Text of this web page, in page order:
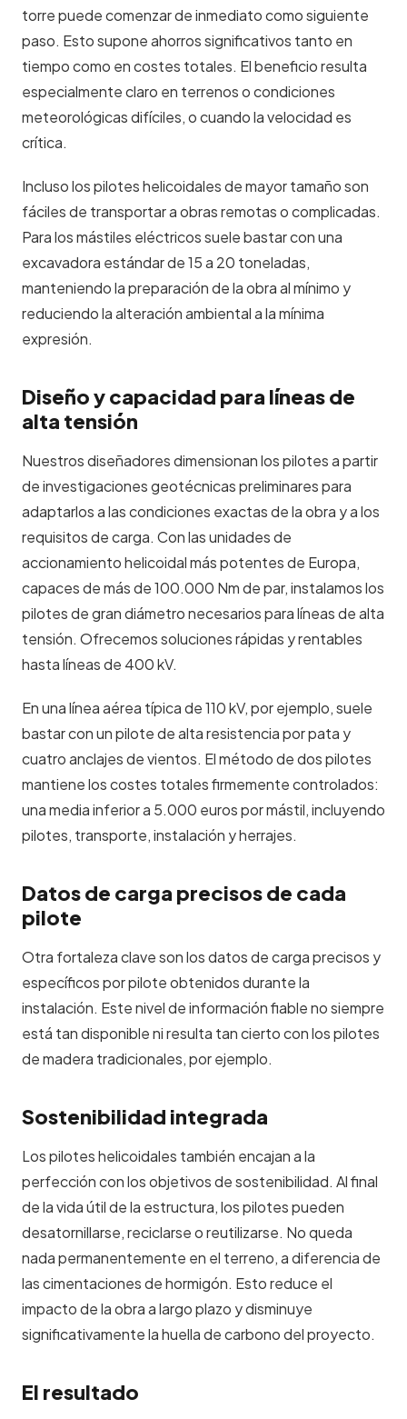
torre puede comenzar de inmediato como siguiente
paso. Esto supone ahorros significativos tanto en
tiempo como en costes totales. El beneficio resulta
especialmente claro en terrenos o condiciones
meteorológicas difíciles, o cuando la velocidad es
crítica.
Incluso los pilotes helicoidales de mayor tamaño son
fáciles de transportar a obras remotas o complicadas.
Para los mástiles eléctricos suele bastar con una
excavadora estándar de 15 a 20 toneladas,
manteniendo la preparación de la obra al mínimo y
reduciendo la alteración ambiental a la mínima
expresión.
Diseño y capacidad para líneas de
alta tensión
Nuestros diseñadores dimensionan los pilotes a partir
deinvestigaciones geotécnicas preliminarespara
adaptarlos a las condiciones exactas de la obra y a los
requisitos de carga. Con las unidades de
accionamiento helicoidal más potentes de Europa,
capaces demás de 100.000 Nm de par, instalamos los
pilotes de gran diámetro necesarios para líneas de alta
tensión. Ofrecemos soluciones rápidas y rentables
hasta líneas de 400 kV.
En una línea aérea típica de 110 kV, por ejemplo, suele
bastar con un pilote de alta resistencia por pata y
cuatro anclajes de vientos. El método de dos pilotes
mantiene los costes totales firmemente controlados:
una media inferior a 5.000 euros por mástil, incluyendo
pilotes, transporte, instalación y herrajes.
Datos de carga precisos de cada
pilote
Otra fortaleza clave son los datos de carga precisos y
específicos por pilote obtenidos durante la
instalación. Este nivel de información fiable no siempre
está tan disponible ni resulta tan cierto con los pilotes
de madera tradicionales, por ejemplo.
Sostenibilidad integrada
Los pilotes helicoidales también encajan a la
perfección con los objetivos de sostenibilidad. Al final
de la vida útil de la estructura, los pilotes pueden
desatornillarse, reciclarse o reutilizarse. No queda
nada permanentemente en el terreno, a diferencia de
las cimentaciones de hormigón. Esto reduce el
impacto de la obra a largo plazo y disminuye
significativamente la huella de carbono del proyecto.
El resultado